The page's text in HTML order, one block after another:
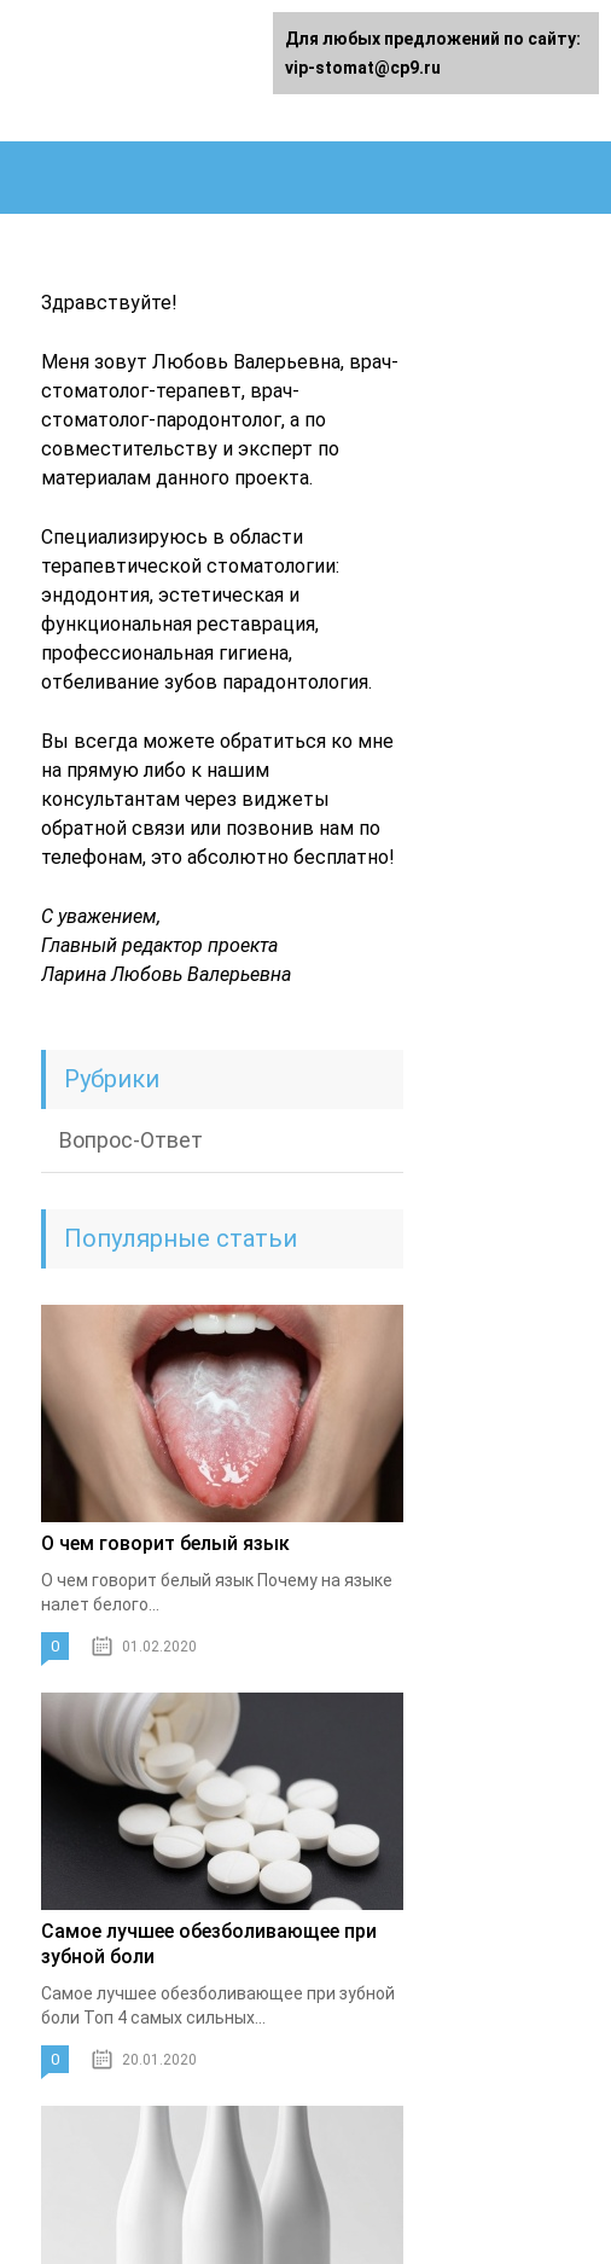
Здравствуйте!
Меня зовут Любовь Валерьевна, врач-
стоматолог-терапевт, врач-
стоматолог-пародонтолог, а по
совместительству и эксперт по
материалам данного проекта.
Специализируюсь в области
терапевтической стоматологии:
эндодонтия, эстетическая и
функциональная реставрация,
профессиональная гигиена,
отбеливание зубов парадонтология.
Вы всегда можете обратиться ко мне
на прямую либо к нашим
консультантам через виджеты
обратной связи или позвонив нам по
телефонам, это абсолютно бесплатно!
С уважением,
Главный редактор проекта
Ларина Любовь Валерьевна
Рубрики
Вопрос-Ответ
Популярные статьи
О чем говорит белый язык
О чем говорит белый язык Почему на языке
налет белого...
0 01.02.2020
Самое лучшее обезболивающее при
зубной боли
Самое лучшее обезболивающее при зубной
боли Топ 4 самых сильных...
0 20.01.2020
Для любых предложений по сайту:
vip-stomat@cp9.ru